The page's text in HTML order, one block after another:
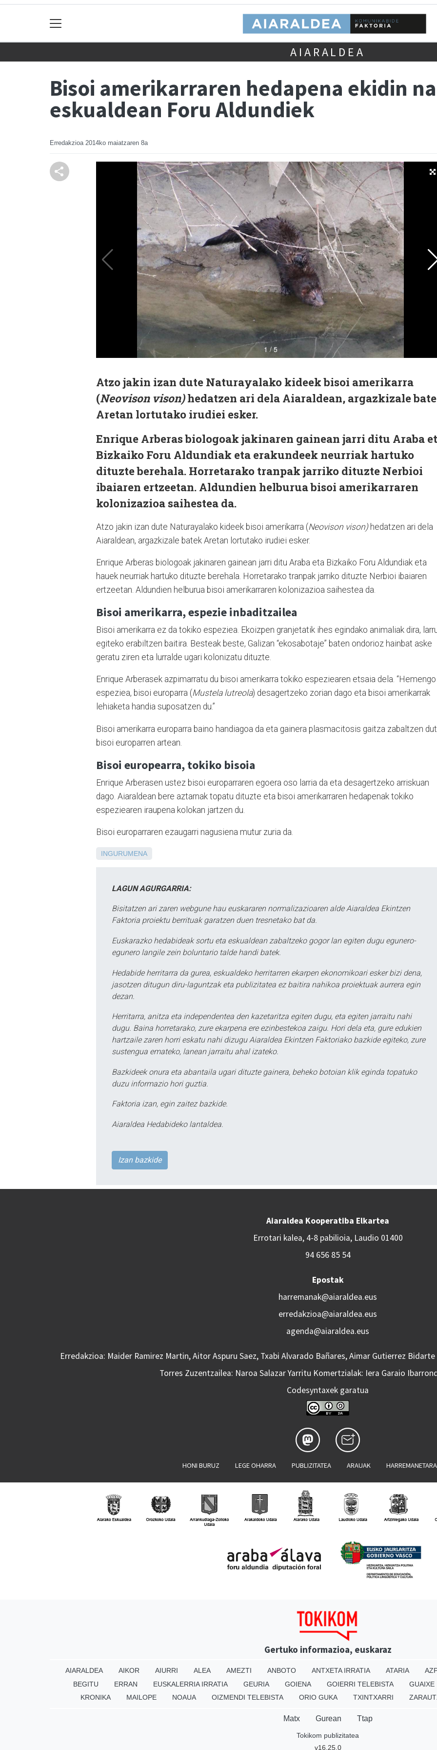
AIARALDEA
Bisoi amerikarraren hedapena ekidin
eskualdean Foru Aldundiek
Erredakzioa 2014ko maiatzaren 8a
Atzo jakin izan dute Naturayalako kideek bisoi amerikarra
(Neovison vison)hedatzen ari dela Aiaraldean, argazkizale
Aretan lortutako irudiei esker.
Enrique Arberas biologoak jakinaren gainean jarri ditu Araba
Bizkaiko Foru Aldundiak eta erakundeek neurriak hartuko
dituzte berehala. Horretarako tranpak jarriko dituzte Nerbioi
ibaiaren ertzeetan. Aldundien helburua bisoi amerikarraren
kolonizazioa saihestea da.
Atzo jakin izan dute Naturayalako kideek bisoi amerikarra (Neovison vison) hedatzen ari dela
Aiaraldean, argazkizale batek Aretan lortutako irudiei esker.
Enrique Arberas biologoak jakinaren gainean jarri ditu Araba eta Bizkaiko Foru Aldundiak eta
hauek neurriak hartuko dituzte berehala. Horretarako tranpak jarriko dituzte Nerbioi ibaiaren
ertzeetan. Aldundien helburua bisoi amerikarraren kolonizazioa saihestea da.
Bisoi amerikarra, espezie inbaditzailea
Bisoi amerikarra ez da tokiko espeziea. Ekoizpen granjetatik ihes egindako animaliak dira,
egiteko erabiltzen baitira. Besteak beste, Galizan “ekosabotaje” baten ondorioz hainbat aske
geratu ziren eta lurralde ugari kolonizatu dituzte.
Enrique Arberasek azpimarratu du bisoi amerikarra tokiko espeziearen etsaia dela. “Hemengo
espeziea, bisoi europarra (Mustela lutreola) desagertzeko zorian dago eta bisoi amerikarrak
lehiaketa handia suposatzen du.”
Bisoi amerikarra europarra baino handiagoa da eta gainera plasmacitosis gaitza zabaltzen
bisoi europarren artean.
Bisoi europearra, tokiko bisoia
Enrique Arberasen ustez bisoi europarraren egoera oso larria da eta desagertzeko arriskuan
dago. Aiaraldean bere aztarnak topatu dituzte eta bisoi amerikarraren hedapenak tokiko
espeziearen iraupena kolokan jartzen du.
Bisoi europarraren ezaugarri nagusiena mutur zuria da.
INGURUMENA
LAGUN AGURGARRIA:
Bisitatzen ari zaren webgune hau euskararen normalizazioaren alde Aiaraldea Ekintzen
Faktoria proiektu berrituak garatzen duen tresnetako bat da.
Euskarazko hedabideak sortu eta eskualdean zabaltzeko gogor lan egiten dugu egunero-
egunero langile zein boluntario talde handi batek.
Hedabide herritarra da gurea, eskualdeko herritarren ekarpen ekonomikoari esker bizi dena,
jasotzen ditugun diru-laguntzak eta publizitatea ez baitira nahikoa proiektuak aurrera egin
dezan.
Herritarra, anitza eta independentea den kazetaritza egiten dugu, eta egiten jarraitu nahi
dugu. Baina horretarako, zure ekarpena ere ezinbestekoa zaigu. Hori dela eta, gure edukien
hartzaile zaren horri eskatu nahi dizugu Aiaraldea Ekintzen Faktoriako bazkide egiteko, zure
sustengua emateko, lanean jarraitu ahal izateko.
Bazkideek onura eta abantaila ugari dituzte gainera, beheko botoian klik eginda topatuko
duzu informazio hori guztia.
Faktoria izan, egin zaitez bazkide.
Aiaraldea Hedabideko lantaldea.
Izan bazkide
Aiaraldea Kooperatiba Elkartea
Errotari kalea, 4-8 pabilioia, Laudio 01400
94 656 85 54
Epostak
harremanak@aiaraldea.eus
erredakzioa@aiaraldea.eus
agenda@aiaraldea.eus
Erredakzioa: Maider Ramirez Martin, Aitor Aspuru Saez, Txabi Alvarado Bañares, Aimar Gutierrez
Torres Zuzentzailea: Naroa Salazar Yarritu Komertzialak: Iera Garaio
Codesyntaxek garatua
HONI BURUZ LEGE OHARRA PUBLIZITATEA ARAUAK
Gertuko informazioa, euskaraz
AIARALDEA AIKOR AIURRI ALEA AMEZTI ANBOTO ANTXETA IRRATIA ATARIA
BEGITU
ERRAN EUSKALERRIA IRRATIA GEURIA GOIENA GOIERRI TELEBISTA
GUAIXE
KRONIKA
MAILOPE NOAUA OIZMENDI TELEBISTA ORIO GUKA TXINTXARRI
Matx Gurean Ttap
Tokikom publizitatea
v16.25.0